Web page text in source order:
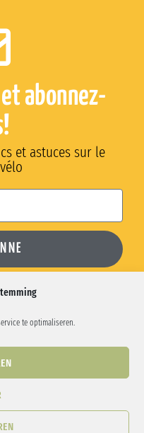
te optimaliseren.
abonnez-
et astuces sur le
packer.be
Diensten
Contact & FAQ
(EU)